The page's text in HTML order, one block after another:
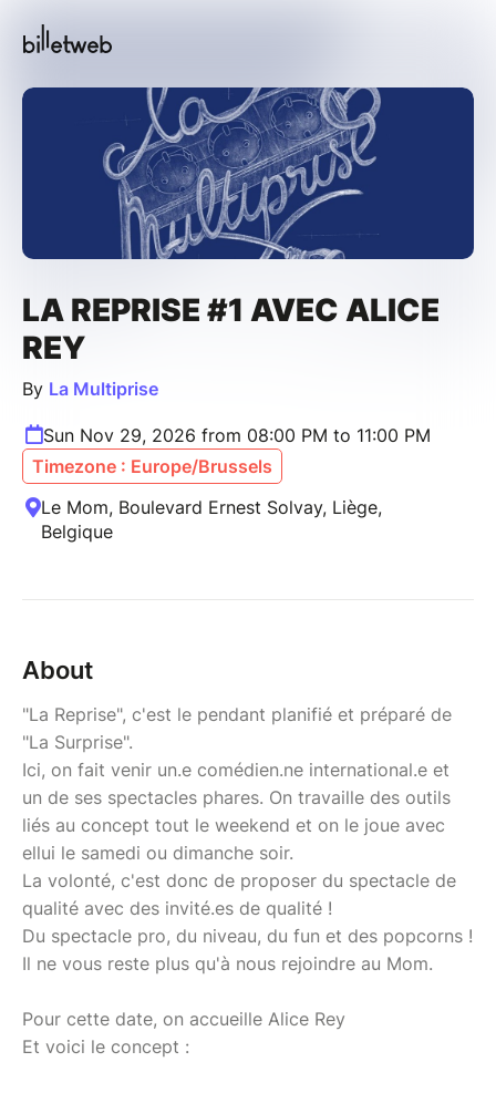
LA REPRISE #1 AVEC ALICE
REY
By La Multiprise
Sun Nov 29, 2026 from 08:00 PM to 11:00 PM
Timezone : Europe/Brussels
Le Mom, Boulevard Ernest Solvay, Liège,
Belgique
About
"La Reprise", c'est le pendant planifié et préparé de
"La Surprise".
Ici, on fait venir un.e comédien.ne international.e et
un de ses spectacles phares. On travaille des outils
liés au concept tout le weekend et on le joue avec
ellui le samedi ou dimanche soir.
La volonté, c'est donc de proposer du spectacle de
qualité avec des invité.es de qualité !
Du spectacle pro, du niveau, du fun et des popcorns !
Il ne vous reste plus qu'à nous rejoindre au Mom.
Pour cette date, on accueille Alice Rey
Et voici le concept :